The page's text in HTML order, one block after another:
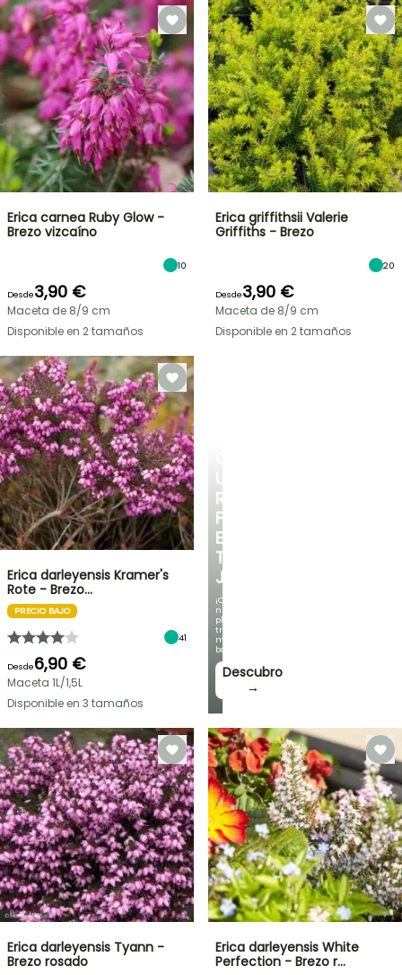
UN
RINCÓN
FRESCO
EN
TU
JARDÍN
¡Con
nuestras
plantas
trepadoras
más
bonitas!
Descubro
→
Erica carnea Ruby Glow -
Brezo vizcaíno
10
Desde3,90 €
Maceta de 8/9 cm
Disponible en 2 tamaños
Erica griffithsii Valerie
Griffiths - Brezo
20
Desde3,90 €
Maceta de 8/9 cm
Disponible en 2 tamaños
Erica darleyensis Kramer's
Rote - Brezo…
PRECIO BAJO
41
Desde6,90 €
Maceta 1L/1,5L
Disponible en 3 tamaños
Erica darleyensis Tyann -
Brezo rosado
Erica darleyensis White
Perfection - Brezo r…